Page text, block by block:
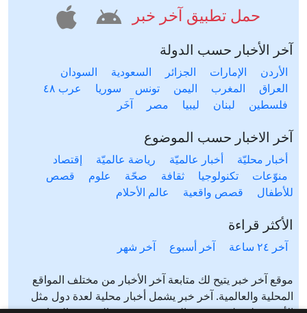
حمل تطبيق آخر خبر
آخر الأخبار حسب الدولة
الأردن الإمارات الجزائر السعودية
السودان
العراق
المغرب اليمن تونس سوريا
عرب ٤٨
فلسطين
لبنان ليبيا مصر آخَر
آخر الاخبار حسب الموضوع
أخبار محليّة أخبار عالميّة رياضة عالميّة
إقتصاد
منوّعات
تكنولوجيا ثقافة صحّة علوم
قصص
للأطفال
قصص واقعية عالم الأحلام
الأكثر قراءة
آخر ٢٤ ساعة آخر أسبوع آخر شهر
موقع آخر خبر يتيح لك متابعة آخر الأخبار من مختلف المواقع
المحلية والعالمية. آخر خبر يشمل أخبار محلية لعدة دول مثل